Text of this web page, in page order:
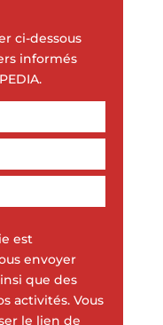
ci-dessous
informés
est
envoyer
que des
activités. Vous
le lien de